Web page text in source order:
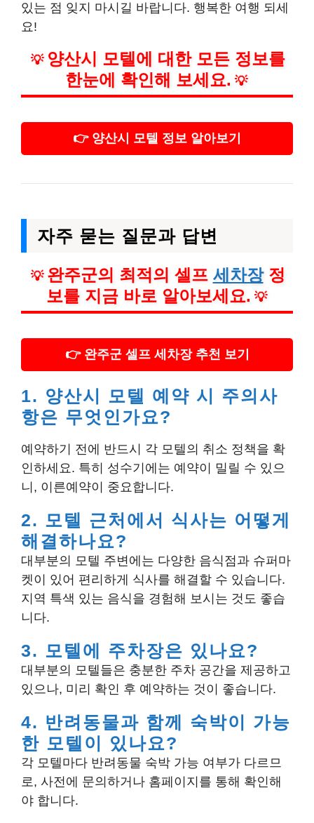
있는 점 잊지 마시길 바랍니다. 행복한 여행 되세
요!
💡 양산시 모텔에 대한 모든 정보를
한눈에 확인해 보세요. 💡
👉 양산시 모텔 정보 알아보기
자주 묻는 질문과 답변
💡 완주군의 최적의 셀프 세차장정
보를 지금 바로 알아보세요. 💡
👉 완주군 셀프 세차장 추천 보기
1. 양산시 모텔 예약 시 주의사
항은 무엇인가요?
예약하기 전에 반드시 각 모텔의 취소 정책을 확
인하세요. 특히 성수기에는 예약이 밀릴 수 있으
니, 이른예약이 중요합니다.
2. 모텔 근처에서 식사는 어떻게
해결하나요?
대부분의 모텔 주변에는 다양한 음식점과 슈퍼마
켓이 있어 편리하게 식사를 해결할 수 있습니다.
지역 특색 있는 음식을 경험해 보시는 것도 좋습
니다.
3. 모텔에 주차장은 있나요?
대부분의 모텔들은 충분한 주차 공간을 제공하고
있으나, 미리 확인 후 예약하는 것이 좋습니다.
4. 반려동물과 함께 숙박이 가능
한 모텔이 있나요?
각 모텔마다 반려동물 숙박 가능 여부가 다르므
로, 사전에 문의하거나 홈페이지를 통해 확인해
야 합니다.